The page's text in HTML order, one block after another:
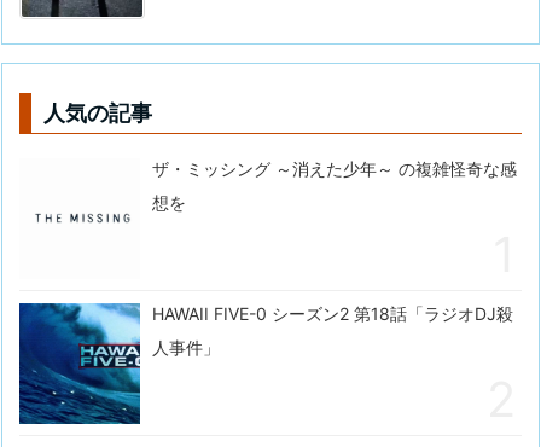
人気の記事
ザ・ミッシング ～消えた少年～ の複雑怪奇な感
想を
HAWAII FIVE-0 シーズン2 第18話「ラジオDJ殺
人事件」